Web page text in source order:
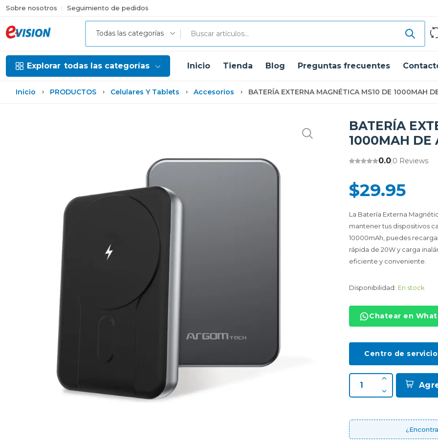
Sobre nosotros Seguimiento de pedidos
Todas las categorías
Explorar todas las categorías Inicio Tienda Blog Preguntas frecuentes
Inicio PRODUCTOS Celulares Y Tablets Accesorios BATERÍA EXTERNA MAGNÉTICA MS10 DE 1000MAH
BATERÍA
1000MAH DE
0.0|0 Reviews
$29.95
La Batería Externa
mantener tus dispositivos
10000mAh, puedes
rápida de 20W y carga
eficiente y conveniente.
Disponibilidad: En stock
Chatear en
Centro de servicio